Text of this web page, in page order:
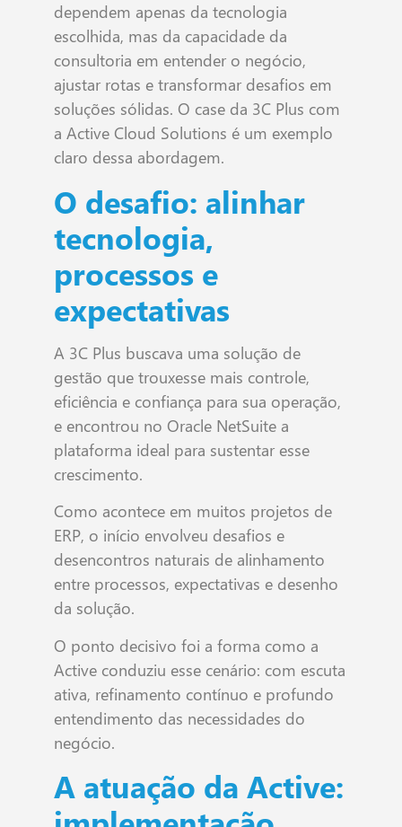
dependem apenas da tecnologia
escolhida, mas da capacidade da
consultoria em entender o negócio,
ajustar rotas e transformar desafios em
soluções sólidas. O case da 3C Plus com
a Active Cloud Solutions é um exemplo
claro dessa abordagem.
O desafio: alinhar
tecnologia,
processos e
expectativas
A 3C Plus buscava uma solução de
gestão que trouxesse mais controle,
eficiência e confiança para sua operação,
e encontrou no Oracle NetSuite a
plataforma ideal para sustentar esse
crescimento.
Como acontece em muitos projetos de
ERP, o início envolveu desafios e
desencontros naturais de alinhamento
entre processos, expectativas e desenho
da solução.
O ponto decisivo foi a forma como a
Active conduziu esse cenário: com escuta
ativa, refinamento contínuo e profundo
entendimento das necessidades do
negócio.
A atuação da Active: